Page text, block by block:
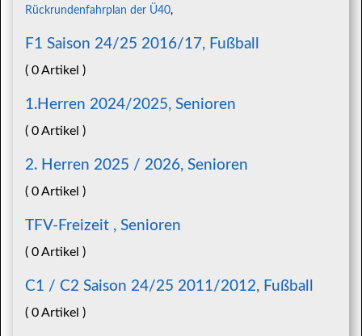
Rückrundenfahrplan der Ü40,
F1 Saison 24/25 2016/17, Fußball
( 0 Artikel )
1.Herren 2024/2025, Senioren
( 0 Artikel )
2. Herren 2025 / 2026, Senioren
( 0 Artikel )
TFV-Freizeit , Senioren
( 0 Artikel )
C1 / C2 Saison 24/25 2011/2012, Fußball
( 0 Artikel )